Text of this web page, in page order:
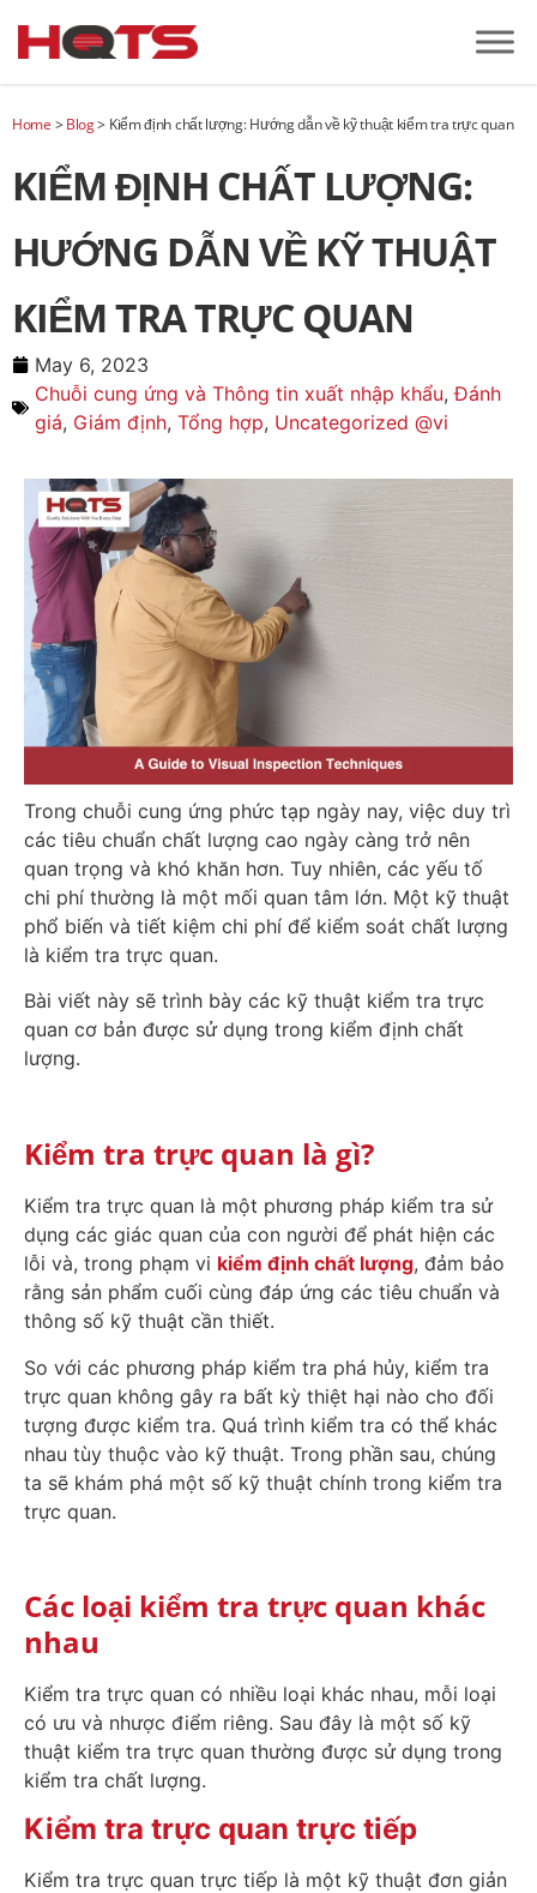
Home >Blog> Kiểm định chất lượng: Hướng dẫn về kỹ thuật kiểm tra trực quan
KIỂM ĐỊNH CHẤT LƯỢNG:
HƯỚNG DẪN VỀ KỸ THUẬT
KIỂM TRA TRỰC QUAN
May 6, 2023
Chuỗi cung ứng và Thông tin xuất nhập khẩu,Đánh
giá, Giám định, Tổng hợp, Uncategorized @vi
Trong chuỗi cung ứng phức tạp ngày nay, việc duy trì
các tiêu chuẩn chất lượng cao ngày càng trở nên
quan trọng và khó khăn hơn. Tuy nhiên, các yếu tố
chi phí thường là một mối quan tâm lớn. Một kỹ thuật
phổ biến và tiết kiệm chi phí để kiểm soát chất lượng
là kiểm tra trực quan.
Bài viết này sẽ trình bày các kỹ thuật kiểm tra trực
quan cơ bản được sử dụng trong kiểm định chất
lượng.
Kiểm tra trực quan là gì?
Kiểm tra trực quan là một phương pháp kiểm tra sử
dụng các giác quan của con người để phát hiện các
lỗi và, trong phạm vi kiểm định chất lượng, đảm bảo
rằng sản phẩm cuối cùng đáp ứng các tiêu chuẩn và
thông số kỹ thuật cần thiết.
So với các phương pháp kiểm tra phá hủy, kiểm tra
trực quan không gây ra bất kỳ thiệt hại nào cho đối
tượng được kiểm tra. Quá trình kiểm tra có thể khác
nhau tùy thuộc vào kỹ thuật. Trong phần sau, chúng
ta sẽ khám phá một số kỹ thuật chính trong kiểm tra
trực quan.
Các loại kiểm tra trực quan khác
nhau
Kiểm tra trực quan có nhiều loại khác nhau, mỗi loại
có ưu và nhược điểm riêng. Sau đây là một số kỹ
thuật kiểm tra trực quan thường được sử dụng trong
kiểm tra chất lượng.
Kiểm tra trực quan trực tiếp
Kiểm tra trực quan trực tiếp là một kỹ thuật đơn giản